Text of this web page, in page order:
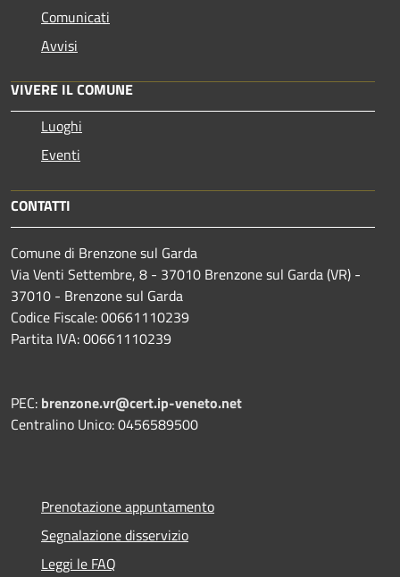
Comunicati
Avvisi
VIVERE IL COMUNE
Luoghi
Eventi
CONTATTI
Comune di Brenzone sul Garda
Via Venti Settembre, 8 - 37010 Brenzone sul Garda (VR) -
37010 - Brenzone sul Garda
Codice Fiscale: 00661110239
Partita IVA: 00661110239
PEC: brenzone.vr@cert.ip-veneto.net
Centralino Unico: 0456589500
Prenotazione appuntamento
Segnalazione disservizio
Leggi le FAQ